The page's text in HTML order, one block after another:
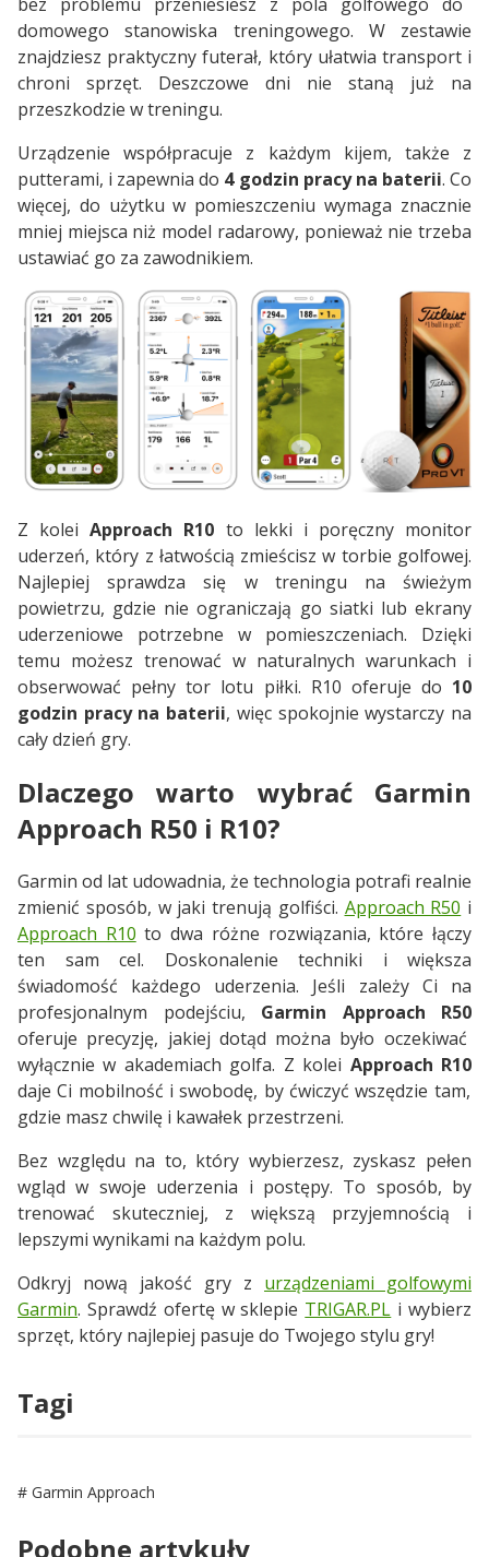
domowego stanowiska treningowego. W zestawie
znajdziesz praktyczny futerał, który ułatwia transport i
chroni sprzęt. Deszczowe dni nie staną już na
przeszkodzie w treningu.
Urządzenie współpracuje z każdym kijem, także z
putterami, i zapewnia do 4 godzin pracy na baterii. Co
więcej, do użytku w pomieszczeniu wymaga znacznie
mniej miejsca niż model radarowy, ponieważ nie trzeba
ustawiać go za zawodnikiem.
Z koleiApproach R10 to lekki i poręczny monitor
uderzeń, który z łatwością zmieścisz w torbie golfowej.
Najlepiej sprawdza się w treningu na świeżym
powietrzu, gdzie nie ograniczają go siatki lub ekrany
uderzeniowe potrzebne w pomieszczeniach. Dzięki
temu możesz trenować w naturalnych warunkach i
obserwować pełny tor lotu piłki. R10 oferuje do 10
godzin pracy na baterii, więc spokojnie wystarczy na
cały dzień gry.
Dlaczego warto wybrać Garmin
Approach R50 i R10?
Garmin od lat udowadnia, że technologia potrafi realnie
zmienić sposób, w jaki trenują golfiści. Approach R50 i
Approach R10 to dwa różne rozwiązania, które łączy
ten sam cel. Doskonalenie techniki i większa
świadomość każdego uderzenia. Jeśli zależy Ci na
profesjonalnym podejściu, Garmin Approach R50
oferuje precyzję, jakiej dotąd można było oczekiwać
wyłącznie w akademiach golfa. Z kolei Approach R10
daje Ci mobilność i swobodę, by ćwiczyć wszędzie tam,
gdzie masz chwilę i kawałek przestrzeni.
Bez względu na to, który wybierzesz, zyskasz pełen
wgląd w swoje uderzenia i postępy. To sposób, by
trenować skuteczniej, z większą przyjemnością i
lepszymi wynikami na każdym polu.
Odkryj nową jakość gry z urządzeniami golfowymi
Garmin. Sprawdź ofertę w sklepie TRIGAR.PL i wybierz
sprzęt, który najlepiej pasuje do Twojego stylu gry!
Tagi
Garmin Approach
Podobne artykuły